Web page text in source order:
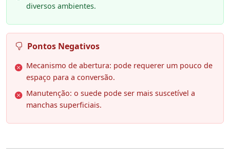
diversos ambientes.
Pontos Negativos
Mecanismo de abertura: pode requerer um pouco de
espaço para a conversão.
Manutenção: o suede pode ser mais suscetível a
manchas superficiais.